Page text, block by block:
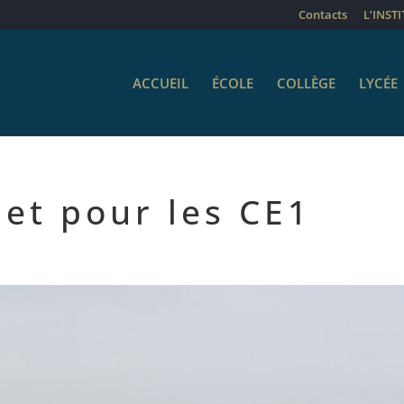
Contacts
ACCUEIL ÉCOLE COLLÈGE LYCÉE
pour les CE1